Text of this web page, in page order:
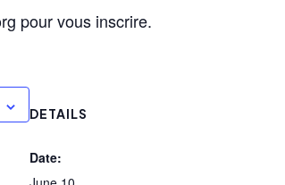
pour vous inscrire.
DETAILS
Date: